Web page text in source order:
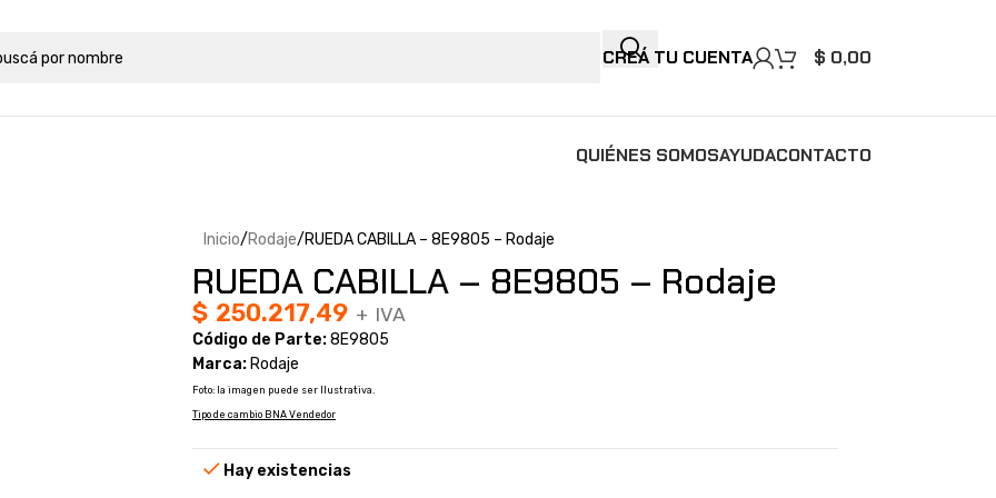
CREÁ TU CUENTA $ 0,00
QUIÉNES SOMOSAYUDACONTACTO
Inicio Rodaje RUEDA CABILLA – 8E9805 – Rodaje
RUEDA CABILLA – 8E9805 – Rodaje
$ 250.217,49 + IVA
Código de Parte:8E9805
Marca: Rodaje
Foto: la imagen puede ser Ilustrativa.
Tipo de cambio BNA Vendedor
Hay existencias